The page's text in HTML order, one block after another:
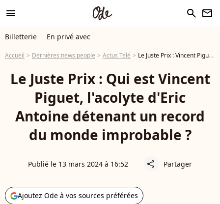
menu search newsletter
Billetterie En privé avec
Accueil Dernières news people Actus Télé Le Juste Prix : Vincent Piguet, chenilliste professionnel et déjà vu à la télé !
Le Juste Prix : Qui est Vincent
Piguet, l'acolyte d'Eric
Antoine détenant un record
du monde improbable ?
Publié le 13 mars 2024 à 16:52 share Partager
Ajoutez Ode à vos sources préférées